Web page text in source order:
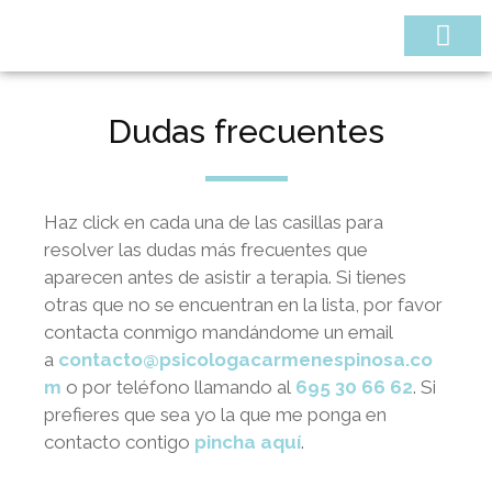
Dudas frecuentes
Haz click en cada una de las casillas para
resolver las dudas más frecuentes que
aparecen antes de asistir a terapia. Si tienes
otras que no se encuentran en la lista, por favor
contacta conmigo mandándome un email
a contacto@psicologacarmenespinosa.co
m o por teléfono llamando al 695 30 66 62. Si
prefieres que sea yo la que me ponga en
contacto contigo pincha aquí.